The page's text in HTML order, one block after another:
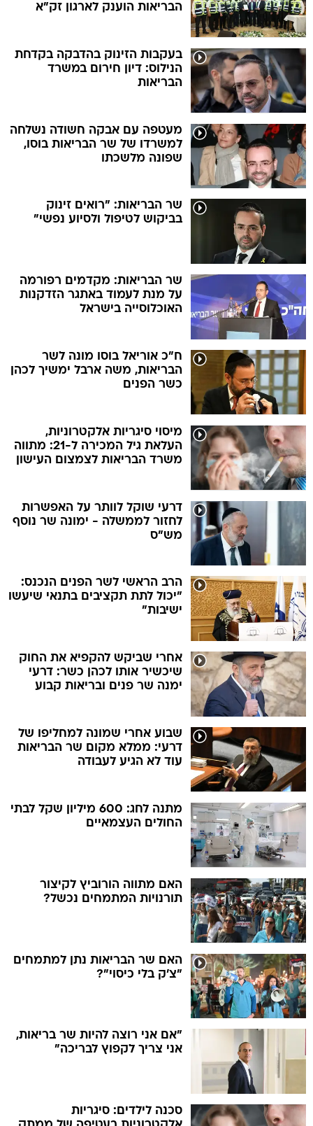
הבריאות הוענק לארגון זק"א
בעקבות הזינוק בהדבקה בקדחת
הנילוס: דיון חירום במשרד
הבריאות
מעטפה עם אבקה חשודה נשלחה
למשרדו של שר הבריאות בוסו,
שפונה מלשכתו
שר הבריאות: "רואים זינוק
בביקוש לטיפול ולסיוע נפשי"
שר הבריאות: מקדמים רפורמה
על מנת לעמוד באתגר הזדקנות
האוכלוסייה בישראל
ח"כ אוריאל בוסו מונה לשר
הבריאות, משה ארבל ימשיך לכהן
כשר הפנים
מיסוי סיגריות אלקטרוניות,
העלאת גיל המכירה ל-21: מתווה
משרד הבריאות לצמצום העישון
דרעי שוקל לוותר על האפשרות
לחזור לממשלה - ימונה שר נוסף
מש"ס
הרב הראשי לשר הפנים הנכנס:
"יכול לתת תקציבים בתנאי שיעשו
ישיבות"
אחרי שביקש להקפיא את החוק
שיכשיר אותו לכהן כשר: דרעי
ימנה שר פנים ובריאות קבוע
שבוע אחרי שמונה למחליפו של
דרעי: ממלא מקום שר הבריאות
עוד לא הגיע לעבודה
מתנה לחג: 600 מיליון שקל לבתי
החולים העצמאיים
האם מתווה הורוביץ לקיצור
תורנויות המתמחים נכשל?
האם שר הבריאות נתן למתמחים
"צ'ק בלי כיסוי"?
"אם אני רוצה להיות שר בריאות,
אני צריך לקפוץ לבריכה"
סכנה לילדים: סיגריות